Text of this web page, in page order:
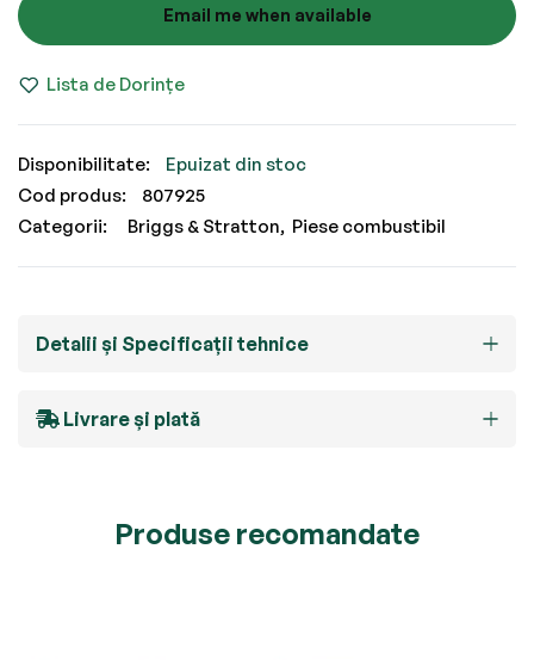
Email me when available
Lista de Dorințe
Epuizat din stoc
Cod produs
807925
Categorii:
Briggs & Stratton Piese combustibil
Detalii și Specificații tehnice
Livrare și plată
Produse recomandate